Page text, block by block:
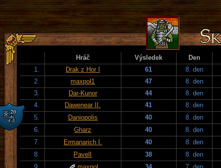
Hráč Výsledek
Den
1.
Drak z Hor I 61
8. den
2.
maxpol1 47
8. den
3.
Dar-Kunor 44
8. den
4.
Dawenear II. 41
8. den
5.
Daniopolis 40
8. den
6.
Gharz 40
8. den
7.
Ermanarich I. 40
8. den
8.
PavelI 38
8. den